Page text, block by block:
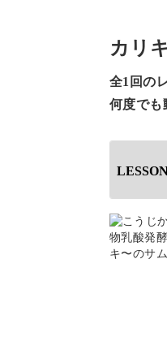
我慢せ
乳製
カリ
全1回の
何度でも